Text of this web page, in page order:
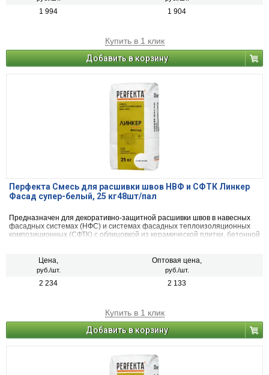
1 994 1 904
Купить в 1 клик
Добавить в корзину
Перфекта Смесь для расшивки швов НВФ и СФТК Линкер
Фасад супер-белый, 25 кг48шт/пал
Предназначен для декоративно-защитной расшивки швов в навесных
фасадных системах (НФС) и системах фасадных теплоизоляционных
композиционных (СФТК) с облицовкой из керамической плитки, бетонной
Цена,
руб./шт.
Оптовая цена,
руб./шт.
2 234 2 133
Купить в 1 клик
Добавить в корзину